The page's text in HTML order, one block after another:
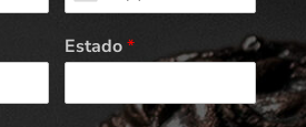
Estado*